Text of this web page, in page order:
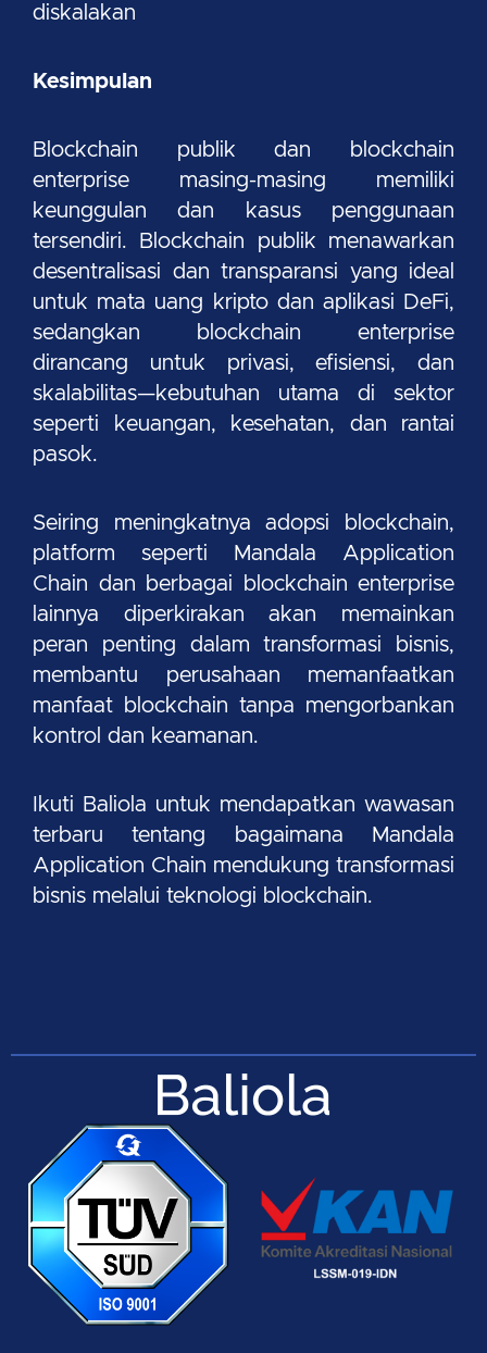
diskalakan
Kesimpulan
Blockchain publik dan blockchain
enterprise masing-masing memiliki
keunggulan dan kasus penggunaan
tersendiri. Blockchain publik menawarkan
desentralisasi dan transparansi yang ideal
untuk mata uang kripto dan aplikasi DeFi,
sedangkan blockchain enterprise
dirancang untuk privasi, efisiensi, dan
skalabilitas—kebutuhan utama di sektor
seperti keuangan, kesehatan, dan rantai
pasok.
Seiring meningkatnya adopsi blockchain,
platform seperti Mandala Application
Chain dan berbagai blockchain enterprise
lainnya diperkirakan akan memainkan
peran penting dalam transformasi bisnis,
membantu perusahaan memanfaatkan
manfaat blockchain tanpa mengorbankan
kontrol dan keamanan.
Ikuti Baliola untuk mendapatkan wawasan
terbaru tentang bagaimana Mandala
Application Chain mendukung transformasi
bisnis melalui teknologi blockchain.